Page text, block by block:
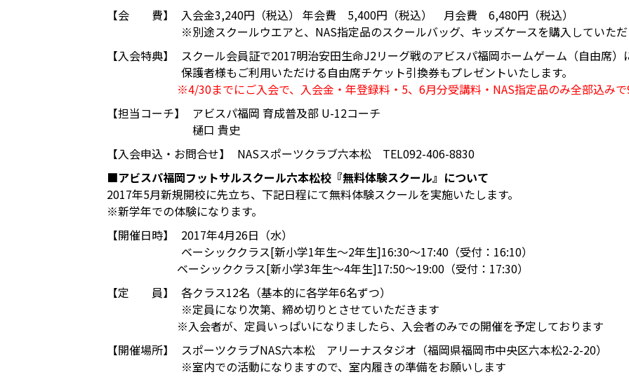
【会 費】
入会金3,240円（税込） 年会費 5,400円（税込） 月会費 6,480円（税込）
※別途スクールウエアと、NAS指定品のスクールバッグ、キッズケースを購入していた
【入会特典】
スクール会員証で2017明治安田生命J2リーグ戦のアビスパ福岡ホームゲーム（自由席）
保護者様もご利用いただける自由席チケット引換券もプレゼントいたします。
※4/30までにご入会で、入会金・年登録料・5、6月分受講料・NAS指定品のみ全部込みで
【担当コーチ】
アビスパ福岡 育成普及部 U-12コーチ
樋口 貴史
【入会申込・お問合せ】
NASスポーツクラブ六本松 TEL092-406-8830
■アビスパ福岡フットサルスクール六本松校『無料体験スクール』について
2017年5月新規開校に先立ち、下記日程にて無料体験スクールを実施いたします。
※新学年での体験になります。
【開催日時】
2017年4月26日（水）
ベーシッククラス[新小学1年生～2年生]16:30～17:40（受付：16:10）
ベーシッククラス[新小学3年生～4年生]17:50～19:00（受付：17:30）
【定 員】
各クラス12名（基本的に各学年6名ずつ）
※定員になり次第、締め切りとさせていただきます
※入会者が、定員いっぱいになりましたら、入会者のみでの開催を予定しております
【開催場所】
スポーツクラブNAS六本松 アリーナスタジオ（福岡県福岡市中央区六本松2-2-20）
※室内での活動になりますので、室内履きの準備をお願いします